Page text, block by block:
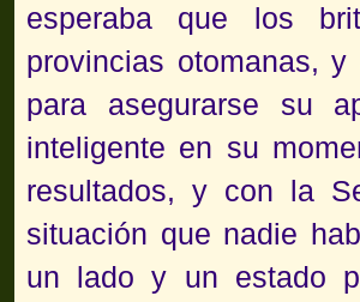
esperaba que los
provincias otomanas,
para asegurarse su
inteligente en su
resultados, y con la
situación que nadie
un lado y un estado